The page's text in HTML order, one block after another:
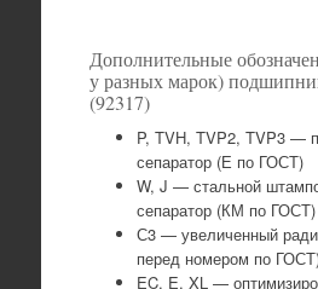
Дополнительные
у разных марок)
(92317)
P, TVH, TVP2, TVP3 —
сепаратор (Е по ГОСТ)
W, J — стальной
сепаратор (КМ по ГОСТ)
С3 — увеличенный
перед номером по
EC, E, XL —